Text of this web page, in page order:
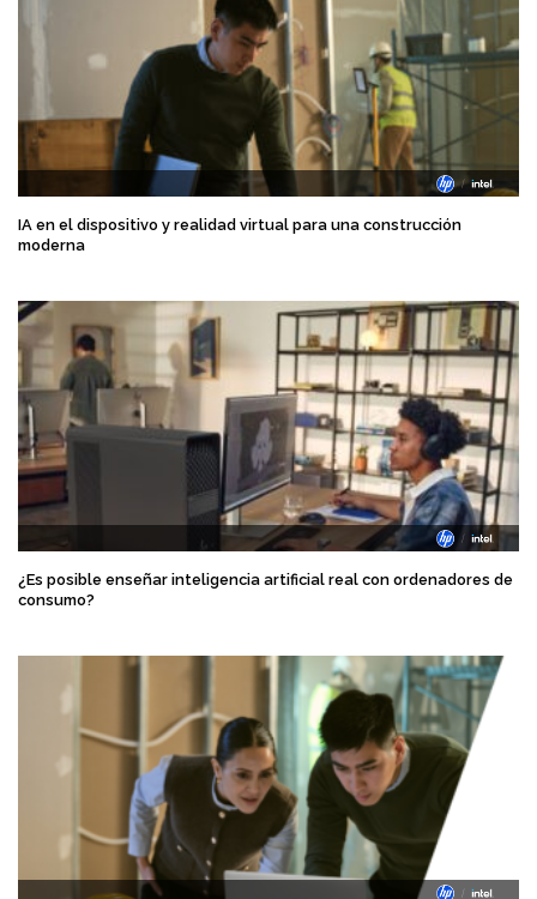
IA en el dispositivo y realidad virtual para una construcción
moderna
¿Es posible enseñar inteligencia artificial real con ordenadores de
consumo?